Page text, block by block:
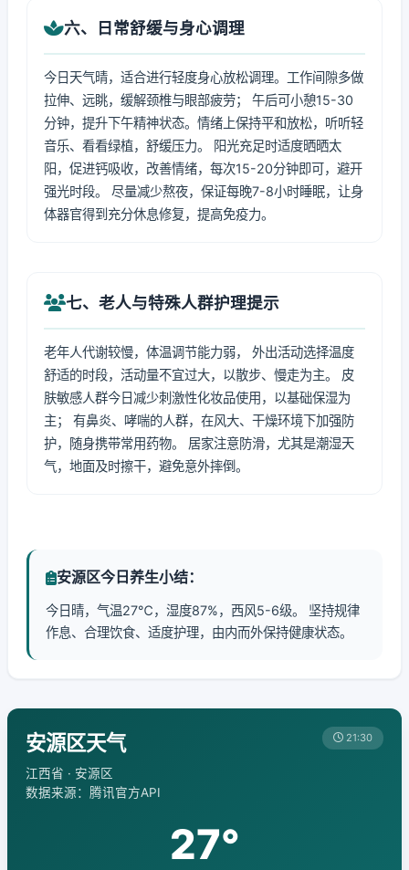
六、日常舒缓与身心调理
今日天气晴，适合进行轻度身心放松调理。工作间隙多做
拉伸、远眺，缓解颈椎与眼部疲劳； 午后可小憩15-30
分钟，提升下午精神状态。情绪上保持平和放松，听听轻
音乐、看看绿植，舒缓压力。 阳光充足时适度晒晒太
阳，促进钙吸收，改善情绪，每次15-20分钟即可，避开
强光时段。 尽量减少熬夜，保证每晚7-8小时睡眠，让身
体器官得到充分休息修复，提高免疫力。
七、老人与特殊人群护理提示
老年人代谢较慢，体温调节能力弱， 外出活动选择温度
舒适的时段，活动量不宜过大，以散步、慢走为主。 皮
肤敏感人群今日减少刺激性化妆品使用，以基础保湿为
主； 有鼻炎、哮喘的人群，在风大、干燥环境下加强防
护，随身携带常用药物。 居家注意防滑，尤其是潮湿天
气，地面及时擦干，避免意外摔倒。
安源区今日养生小结：
今日晴，气温27℃，湿度87%，西风5-6级。 坚持规律
作息、合理饮食、适度护理，由内而外保持健康状态。
安源区天气
江西省 · 安源区
数据来源：腾讯官方API
21:30
27°